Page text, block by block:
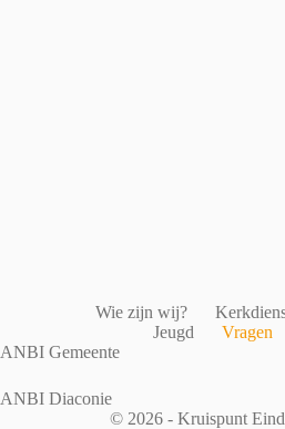
Wie zijn wij?
Jeugd
Vragen
ANBI Gemeente
ANBI Diaconie
© 2026 - Kruispunt